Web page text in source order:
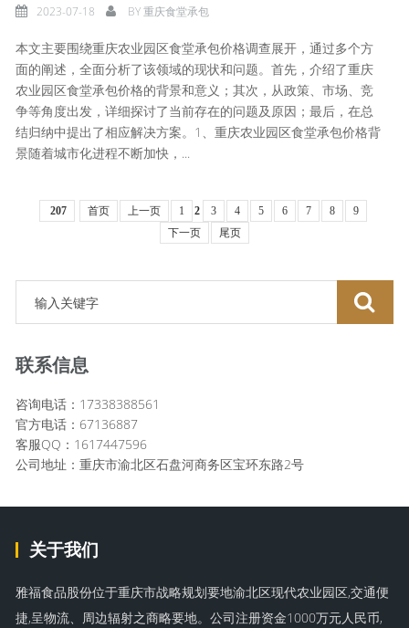
2023-07-18 BY重庆食堂承包
本文主要围绕重庆农业园区食堂承包价格调查展开，通过多个方
面的阐述，全面分析了该领域的现状和问题。首先，介绍了重庆
农业园区食堂承包价格的背景和意义；其次，从政策、市场、竞
争等角度出发，详细探讨了当前存在的问题及原因；最后，在总
结归纳中提出了相应解决方案。1、重庆农业园区食堂承包价格背
景随着城市化进程不断加快，...
207 首页 上一页 1 2 3 4 5 6 7 8
9
下一页
尾页
联系信息
咨询电话：17338388561
官方电话：67136887
客服QQ：1617447596
公司地址：重庆市渝北区石盘河商务区宝环东路2号
关于我们
雅福食品股份位于重庆市战略规划要地渝北区现代农业园区,交通便
捷,呈物流、周边辐射之商略要地。公司注册资金1000万元人民币,